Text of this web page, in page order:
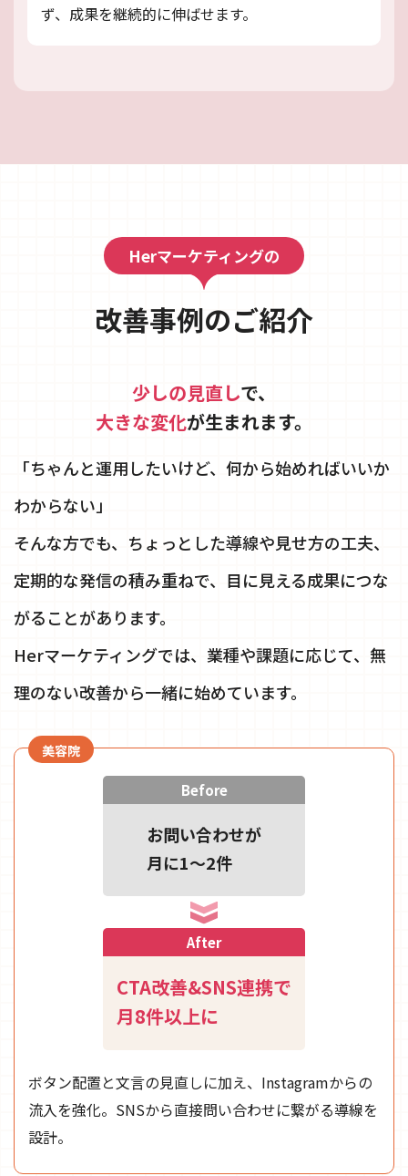
ず、成果を継続的に伸ばせます。
Herマーケティングの
改善事例のご紹介
少しの見直しで、
大きな変化が生まれます。
「ちゃんと運用したいけど、何から始めればいいか
わからない」
そんな方でも、ちょっとした導線や見せ方の工夫、
定期的な発信の積み重ねで、目に見える成果につな
がることがあります。
Herマーケティングでは、業種や課題に応じて、無
理のない改善から一緒に始めています。
美容院
Before
お問い合わせが
月に1〜2件
After
CTA改善&SNS連携で
月8件以上に
ボタン配置と文言の見直しに加え、Instagramからの
流入を強化。SNSから直接問い合わせに繋がる導線を
設計。